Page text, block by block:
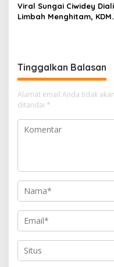
Viral Sungai Ciwidey
Limbah Menghitam, KDM
Tinggalkan Balasan
Alamat email Anda tidak
ditandai *